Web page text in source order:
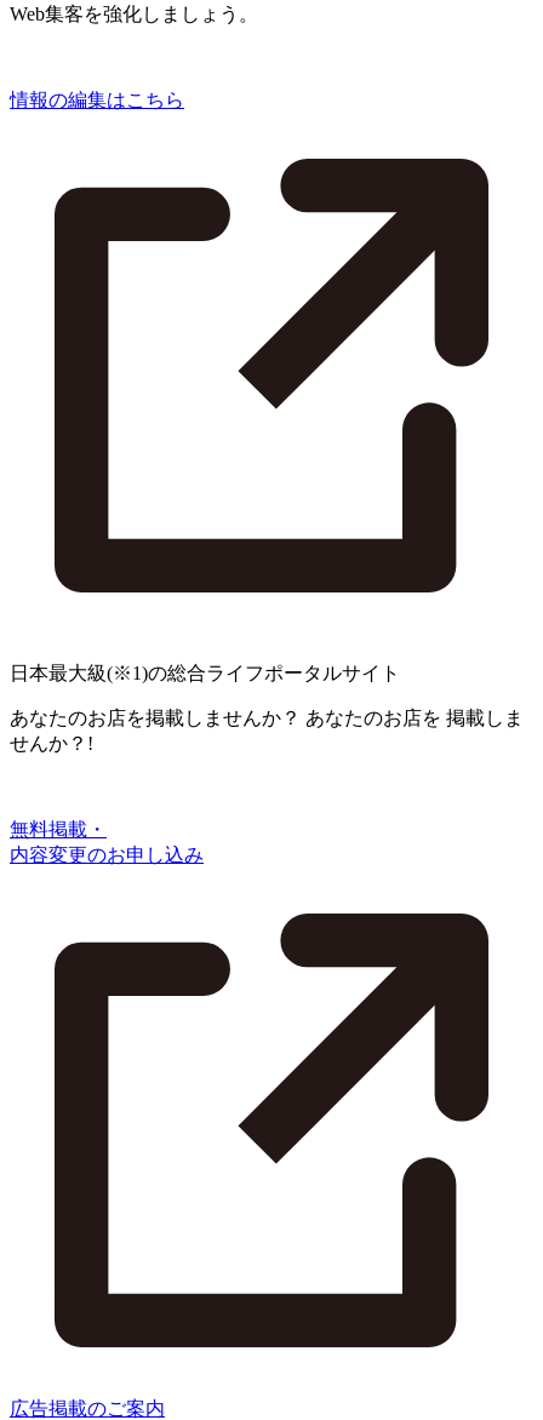
Web集客を強化しましょう。
情報の編集はこちら
日本最大級(※1)の総合ライフポータルサイト
あなたのお店を掲載しませんか？ あなたのお店を 掲載しま
せんか？!
無料掲載・
内容変更のお申し込み
広告掲載のご案内